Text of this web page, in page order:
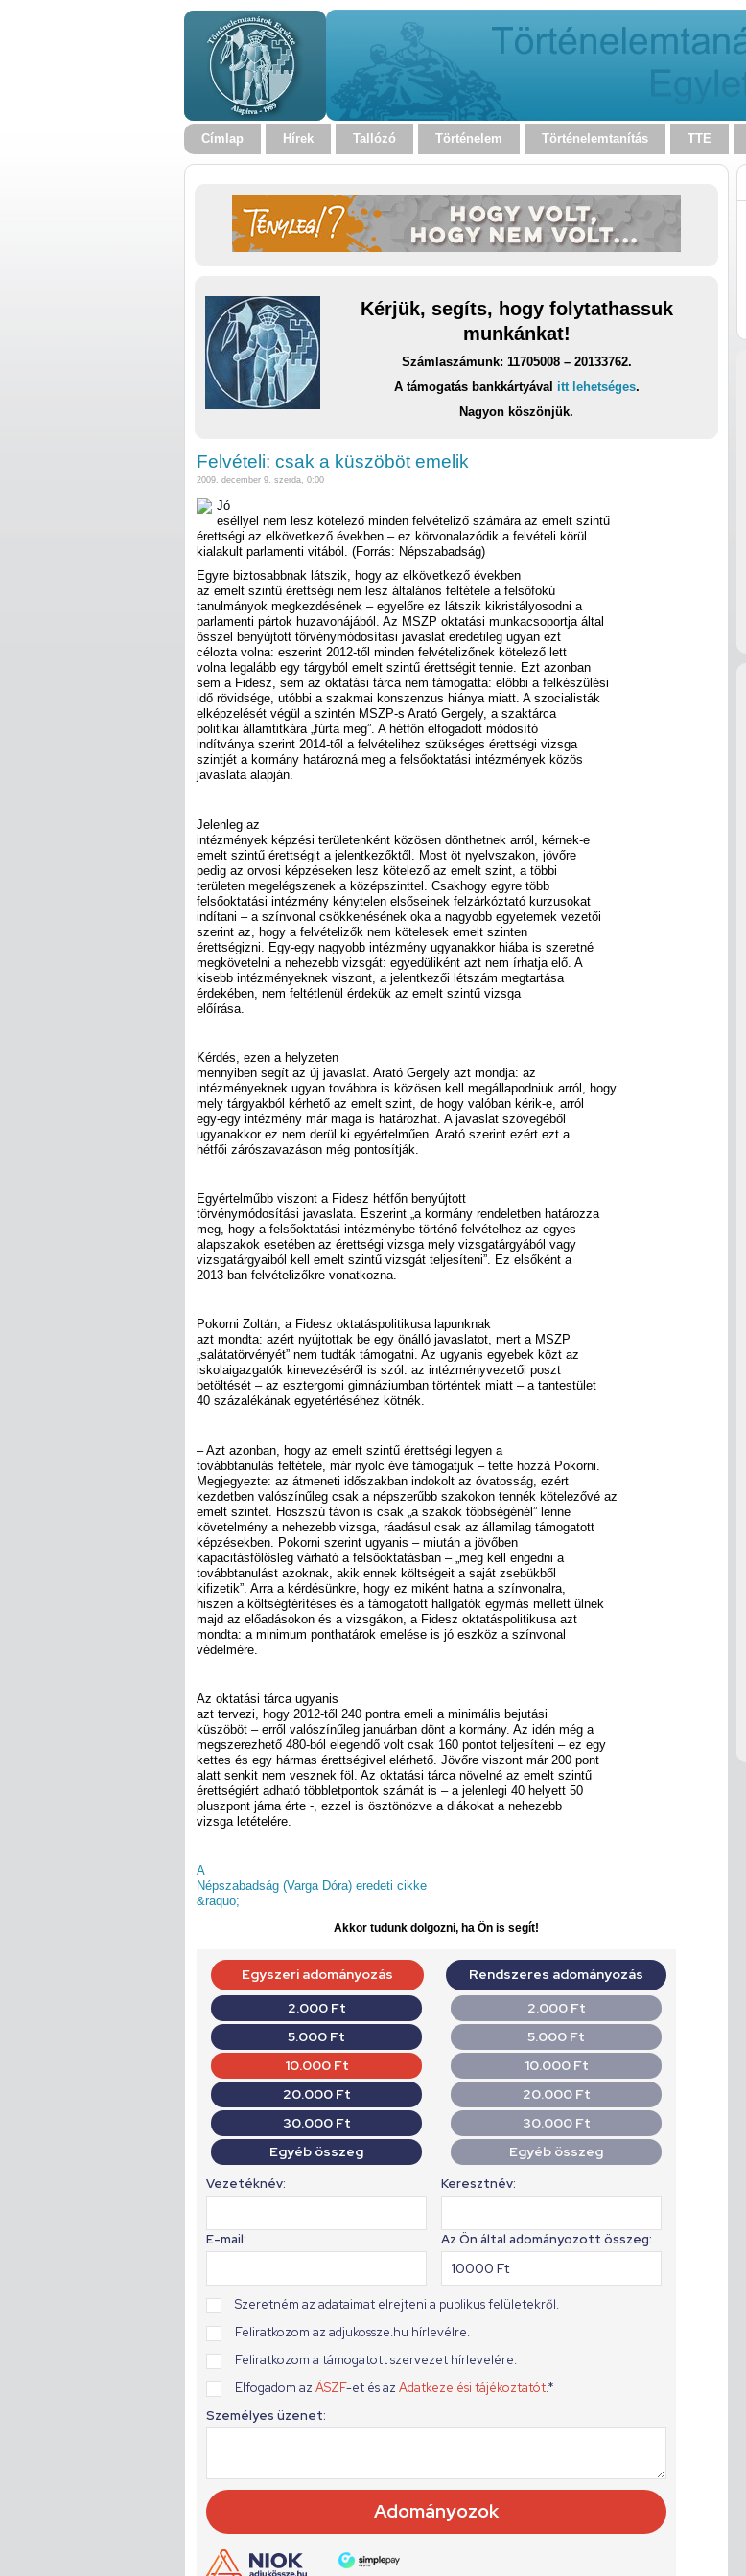
Címlap Hírek Tallózó Történelem Történelemtanítás TTE
Kérjük, segíts, hogy folytathassuk
munkánkat!
Számlaszámunk: 11705008 – 20133762.
A támogatás bankkártyával itt lehetséges.
Nagyon köszönjük.
Felvételi: csak a küszöböt emelik
2009. december 9. szerda, 0:00
Jó
eséllyel nem lesz kötelező minden felvételiző számára az emelt szintű
érettségi az elkövetkező években – ez körvonalazódik a felvételi körül
kialakult parlamenti vitából. (Forrás: Népszabadság)
Egyre biztosabbnak látszik, hogy az elkövetkező években
az emelt szintű érettségi nem lesz általános feltétele a felsőfokú
tanulmányok megkezdésének – egyelőre ez látszik kikristályosodni a
parlamenti pártok huzavonájából. Az MSZP oktatási munkacsoportja által
ősszel benyújtott törvénymódosítási javaslat eredetileg ugyan ezt
célozta volna: eszerint 2012-től minden felvételizőnek kötelező lett
volna legalább egy tárgyból emelt szintű érettségit tennie. Ezt azonban
sem a Fidesz, sem az oktatási tárca nem támogatta: előbbi a felkészülési
idő rövidsége, utóbbi a szakmai konszenzus hiánya miatt. A szocialisták
elképzelését végül a szintén MSZP-s Arató Gergely, a szaktárca
politikai államtitkára „fúrta meg”. A hétfőn elfogadott módosító
indítványa szerint 2014-től a felvételihez szükséges érettségi vizsga
szintjét a kormány határozná meg a felsőoktatási intézmények közös
javaslata alapján.
Jelenleg az
intézmények képzési területenként közösen dönthetnek arról, kérnek-e
emelt szintű érettségit a jelentkezőktől. Most öt nyelvszakon, jövőre
pedig az orvosi képzéseken lesz kötelező az emelt szint, a többi
területen megelégszenek a középszinttel. Csakhogy egyre több
felsőoktatási intézmény kénytelen elsőseinek felzárkóztató kurzusokat
indítani – a színvonal csökkenésének oka a nagyobb egyetemek vezetői
szerint az, hogy a felvételizők nem kötelesek emelt szinten
érettségizni. Egy-egy nagyobb intézmény ugyanakkor hiába is szeretné
megkövetelni a nehezebb vizsgát: egyedüliként azt nem írhatja elő. A
kisebb intézményeknek viszont, a jelentkezői létszám megtartása
érdekében, nem feltétlenül érdekük az emelt szintű vizsga
előírása.
Kérdés, ezen a helyzeten
mennyiben segít az új javaslat. Arató Gergely azt mondja: az
intézményeknek ugyan továbbra is közösen kell megállapodniuk arról, hogy
mely tárgyakból kérhető az emelt szint, de hogy valóban kérik-e, arról
egy-egy intézmény már maga is határozhat. A javaslat szövegéből
ugyanakkor ez nem derül ki egyértelműen. Arató szerint ezért ezt a
hétfői zárószavazáson még pontosítják.
Egyértelműbb viszont a Fidesz hétfőn benyújtott
törvénymódosítási javaslata. Eszerint „a kormány rendeletben határozza
meg, hogy a felsőoktatási intézménybe történő felvételhez az egyes
alapszakok esetében az érettségi vizsga mely vizsgatárgyából vagy
vizsgatárgyaiból kell emelt szintű vizsgát teljesíteni”. Ez elsőként a
2013-ban felvételizőkre vonatkozna.
Pokorni Zoltán, a Fidesz oktatáspolitikusa lapunknak
azt mondta: azért nyújtottak be egy önálló javaslatot, mert a MSZP
„salátatörvényét” nem tudták támogatni. Az ugyanis egyebek közt az
iskolaigazgatók kinevezéséről is szól: az intézményvezetői poszt
betöltését – az esztergomi gimnáziumban történtek miatt – a tantestület
40 százalékának egyetértéséhez kötnék.
– Azt azonban, hogy az emelt szintű érettségi legyen a
továbbtanulás feltétele, már nyolc éve támogatjuk – tette hozzá Pokorni.
Megjegyezte: az átmeneti időszakban indokolt az óvatosság, ezért
kezdetben valószínűleg csak a népszerűbb szakokon tennék kötelezővé az
emelt szintet. Hoszszú távon is csak „a szakok többségénél” lenne
követelmény a nehezebb vizsga, ráadásul csak az államilag támogatott
képzésekben. Pokorni szerint ugyanis – miután a jövőben
kapacitásfölösleg várható a felsőoktatásban – „meg kell engedni a
továbbtanulást azoknak, akik ennek költségeit a saját zsebükből
kifizetik”. Arra a kérdésünkre, hogy ez miként hatna a színvonalra,
hiszen a költségtérítéses és a támogatott hallgatók egymás mellett ülnek
majd az előadásokon és a vizsgákon, a Fidesz oktatáspolitikusa azt
mondta: a minimum ponthatárok emelése is jó eszköz a színvonal
védelmére.
Az oktatási tárca ugyanis
azt tervezi, hogy 2012-től 240 pontra emeli a minimális bejutási
küszöböt – erről valószínűleg januárban dönt a kormány. Az idén még a
megszerezhető 480-ból elegendő volt csak 160 pontot teljesíteni – ez egy
kettes és egy hármas érettségivel elérhető. Jövőre viszont már 200 pont
alatt senkit nem vesznek föl. Az oktatási tárca növelné az emelt szintű
érettségiért adható többletpontok számát is – a jelenlegi 40 helyett 50
pluszpont járna érte -, ezzel is ösztönözve a diákokat a nehezebb
vizsga letételére.
A
Népszabadság (Varga Dóra) eredeti cikke
&raquo;
Akkor tudunk dolgozni, ha Ön is segít!